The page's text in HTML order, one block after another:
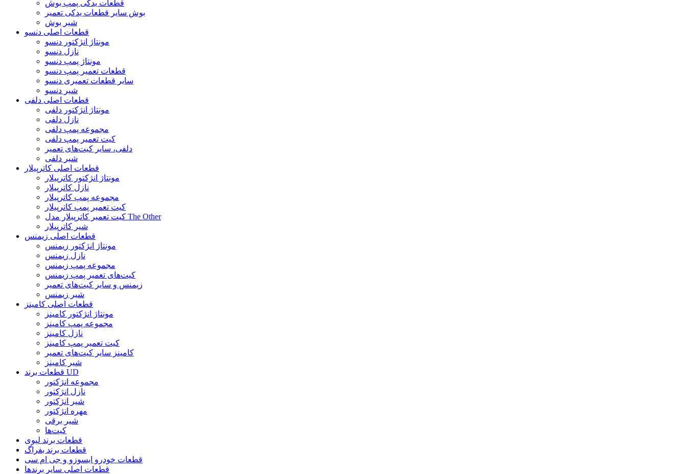
قطعات یدکی پمپ بوش
بوش سایر قطعات یدکی تعمیر
شیر بوش
قطعات اصلی دنسو
مونتاژ انژکتور دنسو
نازل دنسو
مونتاژ پمپ دنسو
قطعات تعمیر پمپ دنسو
سایر قطعات تعمیری دنسو
شیر دنسو
قطعات اصلی دلفی
مونتاژ انژکتور دلفی
نازل دلفی
مجموعه پمپ دلفی
کیت تعمیر پمپ دلفی
دلفی، سایر کیت‌های تعمیر
شیر دلفی
قطعات اصلی کاترپیلار
مونتاژ انژکتور کاترپیلار
نازل کاترپیلار
مجموعه پمپ کاترپیلار
کیت تعمیر پمپ کاترپیلار
کیت تعمیر کاترپیلار مدل The Other
شیر کاترپیلار
قطعات اصلی زیمنس
مونتاژ انژکتور زیمنس
نازل زیمنس
مجموعه پمپ زیمنس
کیت‌های تعمیر پمپ زیمنس
زیمنس و سایر کیت‌های تعمیر
شیر زیمنس
قطعات اصلی کامینز
مونتاژ انژکتور کامینز
مجموعه پمپ کامینز
نازل کامینز
کیت تعمیر پمپ کامینز
کامینز سایر کیت‌های تعمیر
شیر کامینز
قطعات برند UD
مجموعه انژکتور
نازل انژکتور
شیر انژکتور
مهره انژکتور
شیر برقی
کیت‌ها
قطعات برند لیوی
قطعات برند بفراگ
قطعات خودرو ایسوزو و جی ام سی
قطعات اصلی سایر برندها